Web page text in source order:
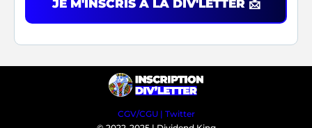
JE M'INSCRIS À LA DIV'LETTER 📩
CGV/CGU| Twitter